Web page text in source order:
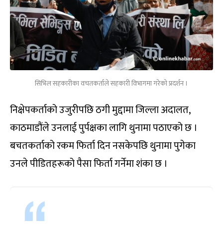
सिभिल सहकारीका वचतकर्ताले सहकारी विभागमा गरेको प्रदर्शन ।
निक्षेपकर्ताको उजुरीपछि ठगी मुद्दामा जिल्ला अदालत,
काठमाडौंले उनलाई पुर्पक्षका लागि थुनामा पठाएको छ ।
बचतकर्ताको रकम फिर्ता दिन नसकेपछि थुनामा पुगेका
उनले पीडितहरूको पैसा फिर्ता गर्नेमा शंका छ ।